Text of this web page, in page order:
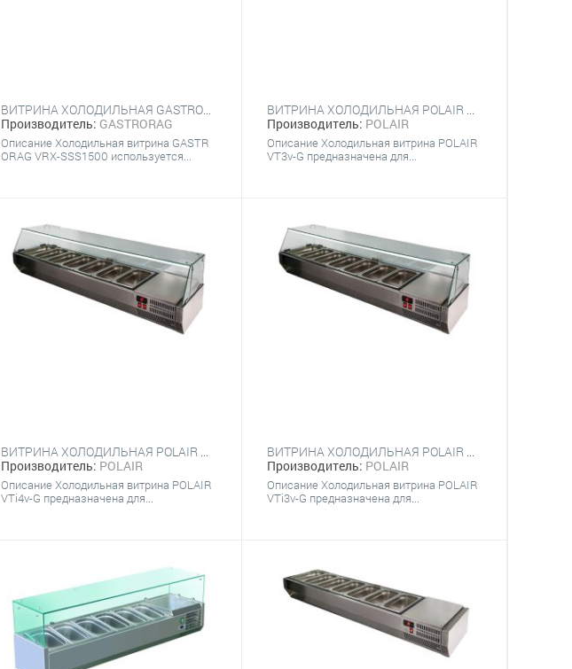
ВИТРИНА ХОЛОДИЛЬНАЯ GASTRORAG VRX-SSS1500
Производитель: GASTRORAG
Описание Холодильная витрина GASTR
ORAG VRX-SSS1500 используется...
ВИТРИНА ХОЛОДИЛЬНАЯ POLAIR VT3V-G (7Х GN 1/4)
Производитель: POLAIR
Описание Холодильная витрина POLAIR
VT3v-G предназначена для...
ВИТРИНА ХОЛОДИЛЬНАЯ POLAIR VTI4V-G (9Х GN 1/4)
Производитель: POLAIR
Описание Холодильная витрина POLAIR
VTi4v-G предназначена для...
ВИТРИНА ХОЛОДИЛЬНАЯ POLAIR VTI3V-G (5Х GN 1/3)
Производитель: POLAIR
Описание Холодильная витрина POLAIR
VTi3v-G предназначена для...